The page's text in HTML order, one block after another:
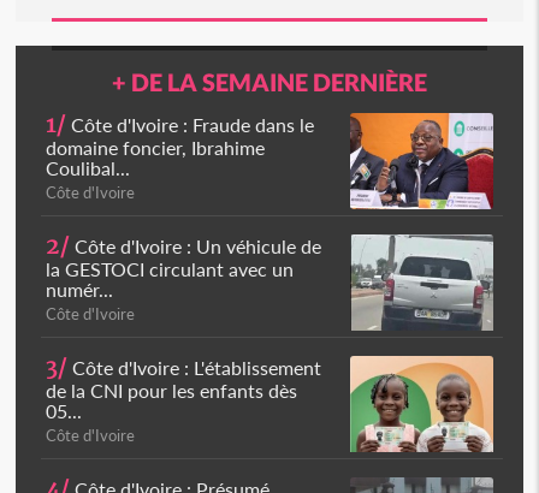
+ DE LA SEMAINE DERNIÈRE
1/ Côte d'Ivoire : Fraude dans le
domaine foncier, Ibrahime
Coulibal...
Côte d'Ivoire
2/ Côte d'Ivoire : Un véhicule de
la GESTOCI circulant avec un
numér...
Côte d'Ivoire
3/ Côte d'Ivoire : L'établissement
de la CNI pour les enfants dès
05...
Côte d'Ivoire